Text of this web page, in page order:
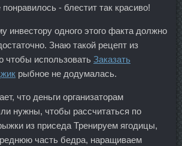
- блестит так красиво!
инвестору одного этого факта должно
Знаю такой рецепт из
чтобы использовать Заказать
рыбное не додумалась.
что деньги организаторам
нужны, чтобы рассчитаться по
из приседа Тренируем ягодицы,
часть бедра, наращиваем